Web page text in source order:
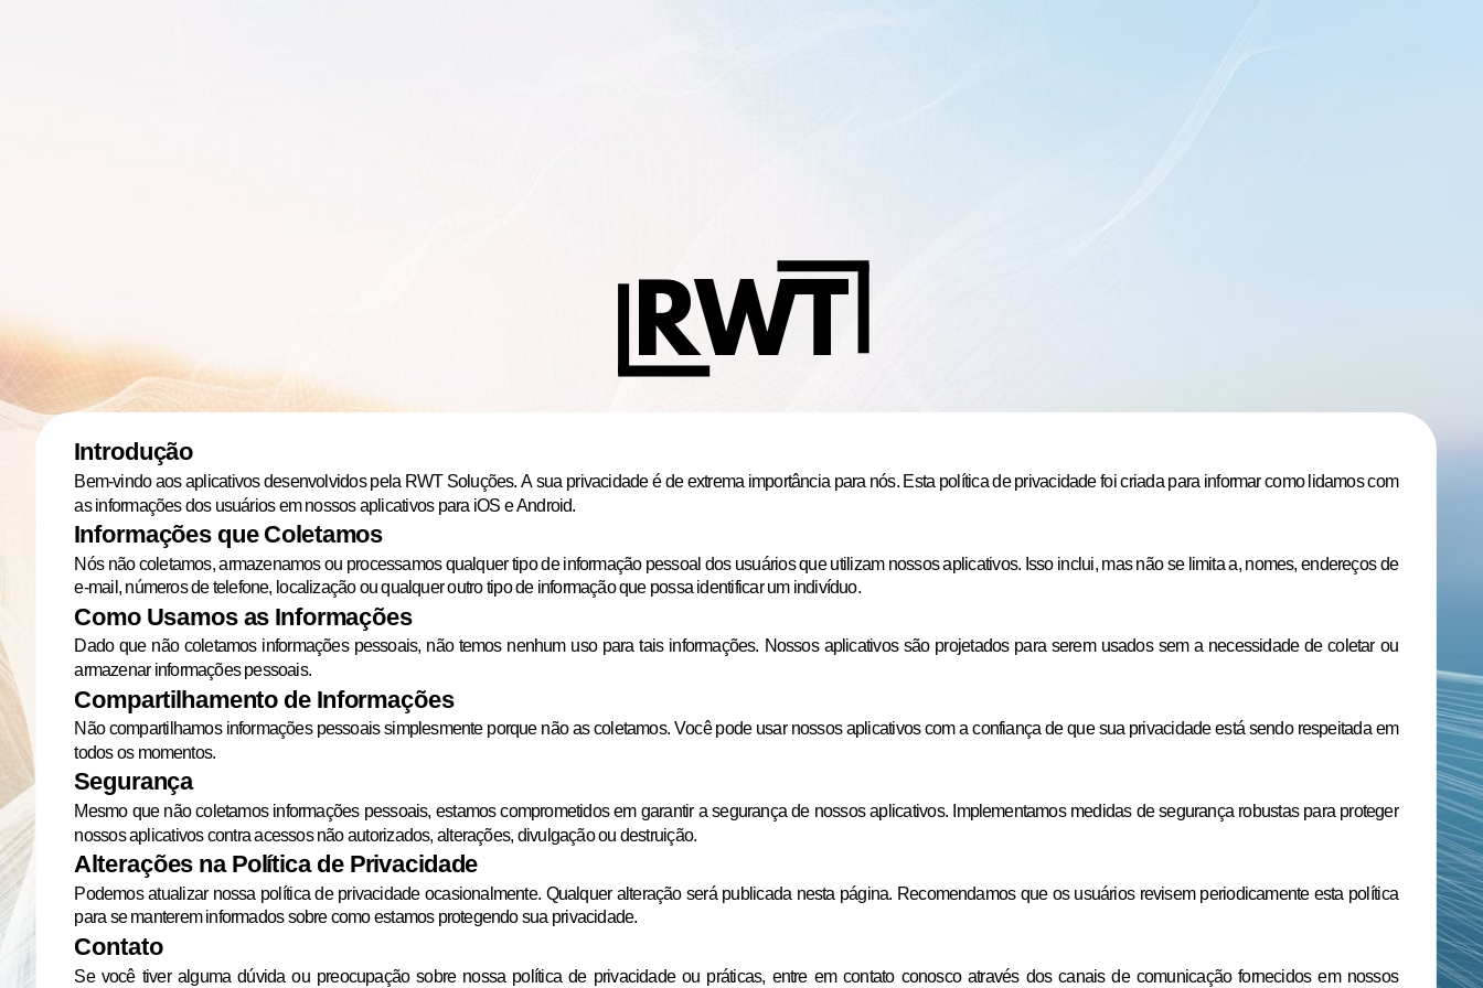
RWT
Introdução
Bem-vindo aos aplicativos desenvolvidos pela RWT Soluções. A sua privacidade é de extrema importância para nós. Esta política de privacidade foi criada para informar como lidamos com
as informações dos usuários em nossos aplicativos para iOS e Android.
Informações que Coletamos
Nós não coletamos, armazenamos ou processamos qualquer tipo de informação pessoal dos usuários que utilizam nossos aplicativos. Isso inclui, mas não se limita a, nomes, endereços de
e-mail, números de telefone, localização ou qualquer outro tipo de informação que possa identificar um indivíduo.
Como Usamos as Informações
Dado que não coletamos informações pessoais, não temos nenhum uso para tais informações. Nossos aplicativos são projetados para serem usados sem a necessidade de coletar ou
armazenar informações pessoais.
Compartilhamento de Informações
Não compartilhamos informações pessoais simplesmente porque não as coletamos. Você pode usar nossos aplicativos com a confiança de que sua privacidade está sendo respeitada em
todos os momentos.
Segurança
Mesmo que não coletamos informações pessoais, estamos comprometidos em garantir a segurança de nossos aplicativos. Implementamos medidas de segurança robustas para proteger
nossos aplicativos contra acessos não autorizados, alterações, divulgação ou destruição.
Alterações na Política de Privacidade
Podemos atualizar nossa política de privacidade ocasionalmente. Qualquer alteração será publicada nesta página. Recomendamos que os usuários revisem periodicamente esta política
para se manterem informados sobre como estamos protegendo sua privacidade.
Contato
Se você tiver alguma dúvida ou preocupação sobre nossa política de privacidade ou práticas, entre em contato conosco através dos canais de comunicação fornecidos em nossos